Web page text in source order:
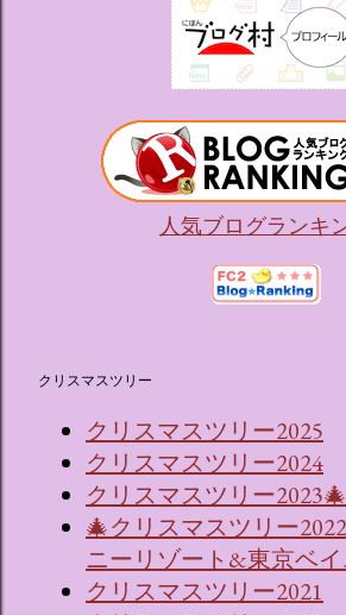
人気ブログランキ
クリスマスツリー
クリスマスツリー2025
クリスマスツリー2024
クリスマスツリー2023🎄
🎄クリスマスツリー
ニーリゾート&東京ベ
クリスマスツリー2021